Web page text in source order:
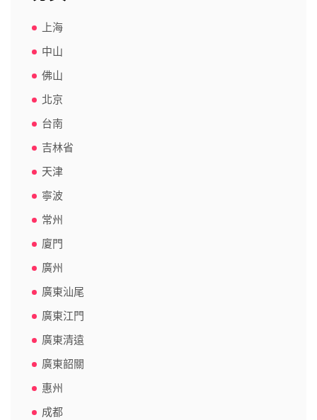
上海
中山
佛山
北京
台南
吉林省
天津
寧波
常州
廈門
廣州
廣東汕尾
廣東江門
廣東清遠
廣東韶關
惠州
成都